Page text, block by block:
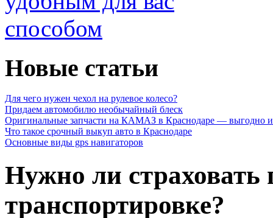
Новые статьи
Для чего нужен чехол на рулевое колесо?
Придаем автомобилю необычайный блеск
Оригинальные запчасти на КАМАЗ в Краснодаре — выгодно и
Что такое срочный выкуп авто в Краснодаре
Основные виды gps навигаторов
Нужно ли страховать
транспортировке?